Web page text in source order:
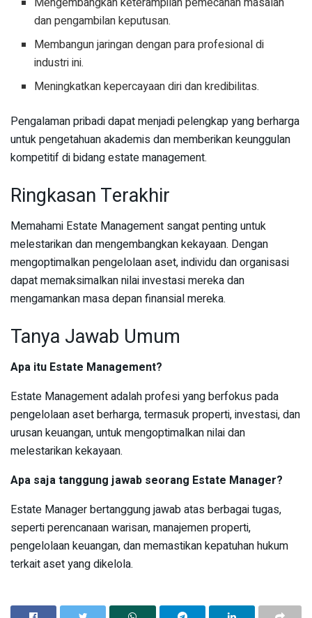
dan pengambilan keputusan.
Membangun jaringan dengan para profesional di
industri ini.
Meningkatkan kepercayaan diri dan kredibilitas.
Pengalaman pribadi dapat menjadi pelengkap yang berharga
untuk pengetahuan akademis dan memberikan keunggulan
kompetitif di bidang estate management.
Ringkasan Terakhir
Memahami Estate Management sangat penting untuk
melestarikan dan mengembangkan kekayaan. Dengan
mengoptimalkan pengelolaan aset, individu dan organisasi
dapat memaksimalkan nilai investasi mereka dan
mengamankan masa depan finansial mereka.
Tanya Jawab Umum
Apa itu Estate Management?
Estate Management adalah profesi yang berfokus pada
pengelolaan aset berharga, termasuk properti, investasi, dan
urusan keuangan, untuk mengoptimalkan nilai dan
melestarikan kekayaan.
Apa saja tanggung jawab seorang Estate Manager?
Estate Manager bertanggung jawab atas berbagai tugas,
seperti perencanaan warisan, manajemen properti,
pengelolaan keuangan, dan memastikan kepatuhan hukum
terkait aset yang dikelola.